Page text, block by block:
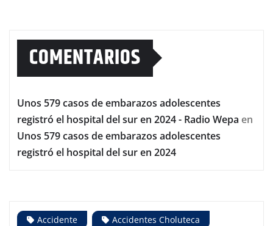
COMENTARIOS
Unos 579 casos de embarazos adolescentes
registró el hospital del sur en 2024 - Radio Wepa en
Unos 579 casos de embarazos adolescentes
registró el hospital del sur en 2024
Accidente
Accidentes Choluteca